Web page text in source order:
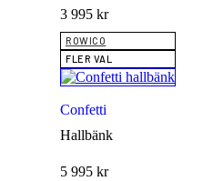
3 995 kr
ROWICO
FLER VAL
Confetti
Hallbänk
5 995 kr